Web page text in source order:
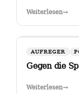
Weiterlesen→
AUFREGER
Gegen die
Weiterlesen→